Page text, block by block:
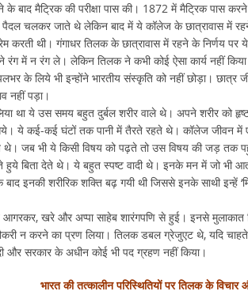
के बाद मैट्रिक की परीक्षा पास की। 1872 में मैट्रिक पास
पैदल चलकर जाते थे लेकिन बाद में ये कॉलेज के छात्रावास में
करती थी। गंगाधर तिलक के छात्रावास में रहने के निर्णय पर ये
में न रंग ले। लेकिन तिलक ने कभी कोई ऐसा कार्य नहीं
के लिये भी इन्होंने भारतीय संस्कृति को नहीं छोड़ा। छात्र
नहीं पड़ा।
था ये उस समय बहुत दुर्बल शरीर वाले थे। अपने शरीर को
ये कई-कई घंटों तक पानी में तैरते रहते थे। कॉलेज जीवन में
जब भी ये किसी विषय को पढ़ते तो उस विषय की जड़
हुये बिता देते थे। ये बहुत स्पष्ट वादी थे। इनके मन में जो भी
इनकी शरीरिक शक्ति बढ़ गयी थी जिससे इनके साथी इन्हें
आगरकर, खरे और अप्पा साहेब शारंगपणि से हुई। इनसे
न करने का प्रण लिया। तिलक डबल ग्रेजुएट थे, यदि
और सरकार के अधीन कोई भी पद ग्रहण नहीं किया।
भारत की तत्कालीन परिस्थितियों पर तिलक के